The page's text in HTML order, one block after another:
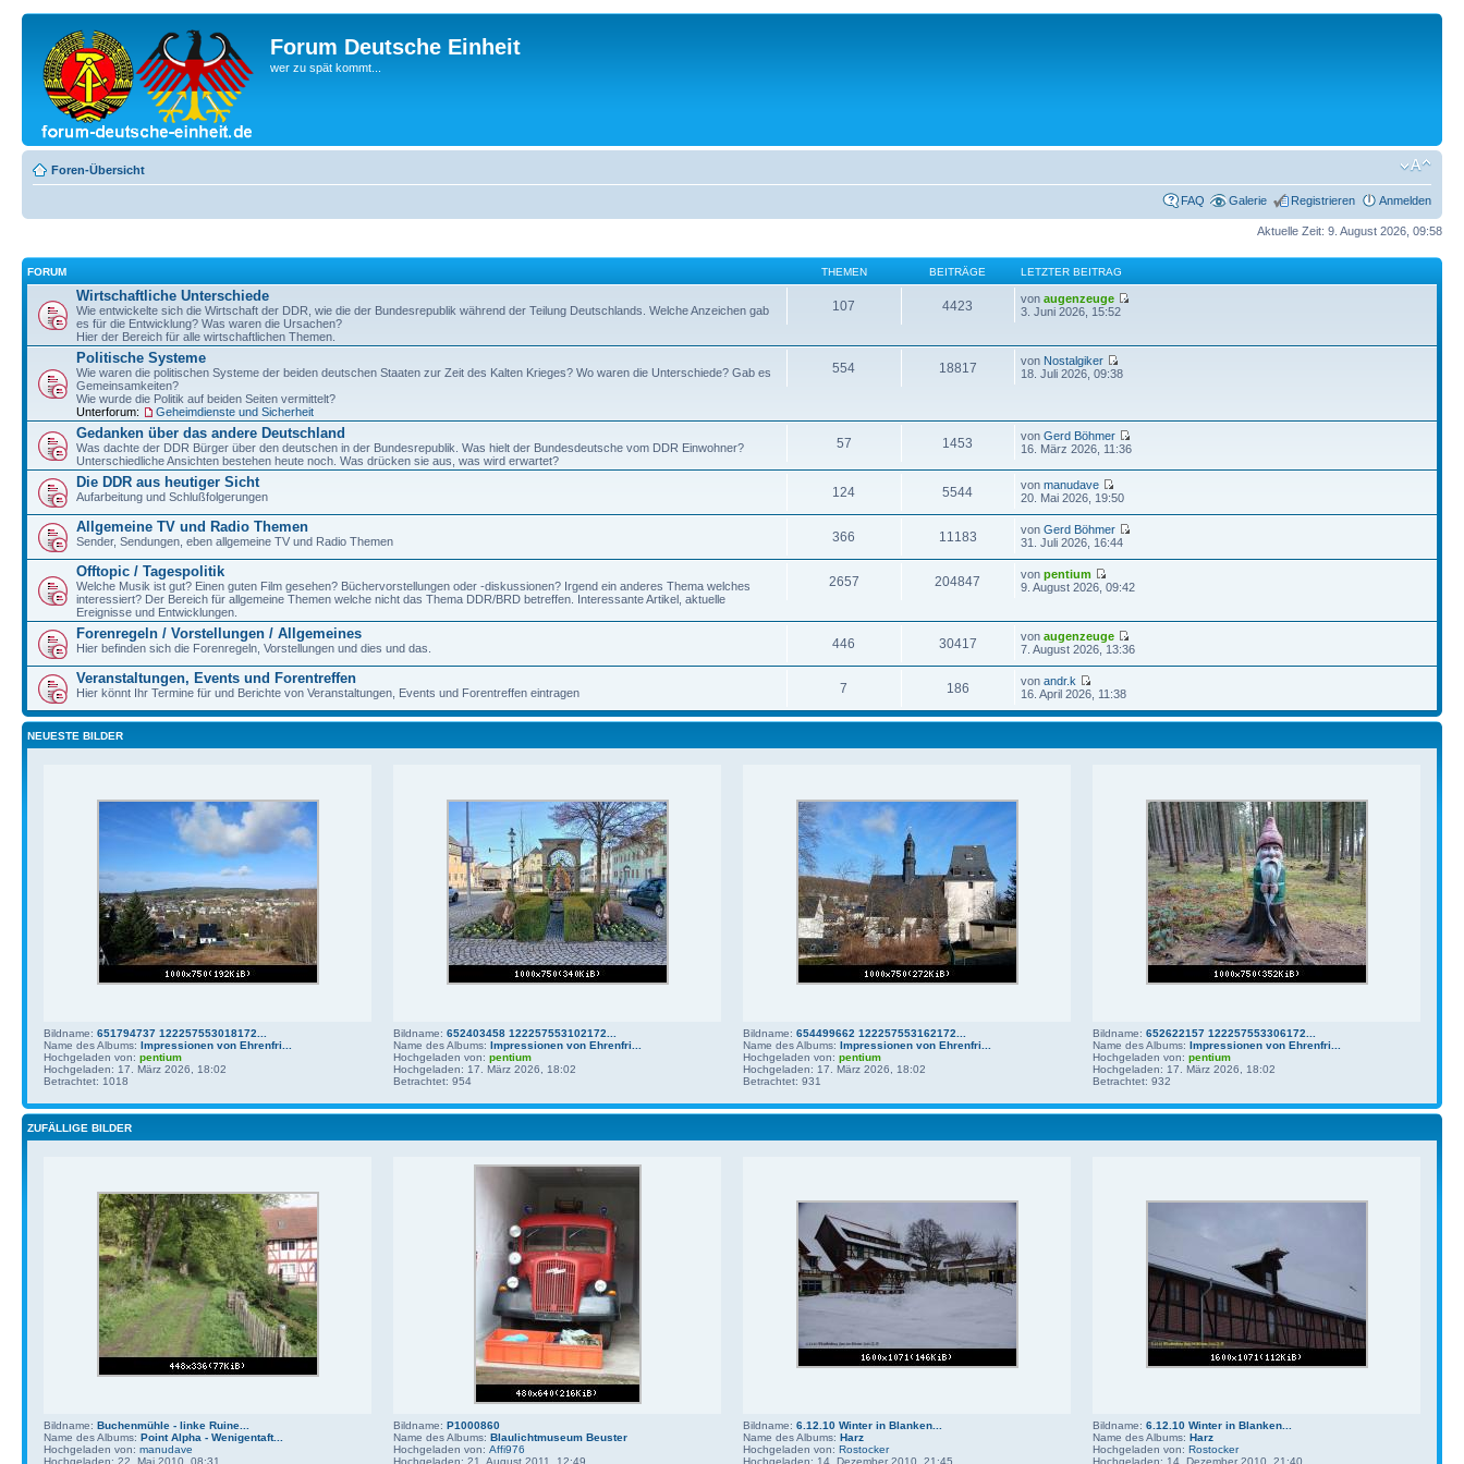
Forum Deutsche Einheit
wer zu spät kommt...
Foren-Übersicht
FAQ Galerie Registrieren Anmelden
Aktuelle Zeit: 9. August 2026, 09:58
FORUM THEMEN BEITRÄGE LETZTER BEITRAG
Wirtschaftliche Unterschiede
Wie entwickelte sich die Wirtschaft der DDR, wie die der Bundesrepublik während der Teilung Deutschlands. Welche Anzeichen gab
es für die Entwicklung? Was waren die Ursachen?
Hier der Bereich für alle wirtschaftlichen Themen.
107 4423 vonaugenzeuge
3. Juni 2026, 15:52
Politische Systeme
Wie waren die politischen Systeme der beiden deutschen Staaten zur Zeit des Kalten Krieges? Wo waren die Unterschiede? Gab es
Gemeinsamkeiten?
Wie wurde die Politik auf beiden Seiten vermittelt?
Unterforum:
Geheimdienste und Sicherheit
554 18817 von Nostalgiker
18. Juli 2026, 09:38
Gedanken über das andere Deutschland
Was dachte der DDR Bürger über den deutschen in der Bundesrepublik. Was hielt der Bundesdeutsche vom DDR Einwohner?
Unterschiedliche Ansichten bestehen heute noch. Was drücken sie aus, was wird erwartet?
57 1453 vonGerd Böhmer
16. März 2026, 11:36
Die DDR aus heutiger Sicht
Aufarbeitung und Schlußfolgerungen 124 5544 vonmanudave
20. Mai 2026, 19:50
Allgemeine TV und Radio Themen
Sender, Sendungen, eben allgemeine TV und Radio Themen 366 11183 vonGerd Böhmer
31. Juli 2026, 16:44
Offtopic / Tagespolitik
Welche Musik ist gut? Einen guten Film gesehen? Büchervorstellungen oder -diskussionen? Irgend ein anderes Thema welches
interessiert? Der Bereich für allgemeine Themen welche nicht das Thema DDR/BRD betreffen. Interessante Artikel, aktuelle
Ereignisse und Entwicklungen.
2657 204847 vonpentium
9. August 2026, 09:42
Forenregeln / Vorstellungen / Allgemeines
Hier befinden sich die Forenregeln, Vorstellungen und dies und das. 446 30417 vonaugenzeuge
7. August 2026, 13:36
Veranstaltungen, Events und Forentreffen
Hier könnt Ihr Termine für und Berichte von Veranstaltungen, Events und Forentreffen eintragen 7 186 vonandr.k
16. April 2026, 11:38
NEUESTE BILDER
Bildname: 651794737 122257553018172...
Name des Albums: Impressionen von Ehrenfri...
Hochgeladen von: pentium
Hochgeladen: 17. März 2026, 18:02
Betrachtet: 1018
Bildname: 652403458 122257553102172...
Name des Albums: Impressionen von Ehrenfri...
Hochgeladen von: pentium
Hochgeladen: 17. März 2026, 18:02
Betrachtet: 954
Bildname: 654499662 122257553162172...
Name des Albums: Impressionen von Ehrenfri...
Hochgeladen von: pentium
Hochgeladen: 17. März 2026, 18:02
Betrachtet: 931
Bildname: 652622157 122257553306172...
Name des Albums: Impressionen von Ehrenfri...
Hochgeladen von: pentium
Hochgeladen: 17. März 2026, 18:02
Betrachtet: 932
ZUFÄLLIGE BILDER
Bildname: Buchenmühle - linke Ruine...
Name des Albums: Point Alpha - Wenigentaft...
Hochgeladen von: manudave
Hochgeladen: 22. Mai 2010, 08:31
Bildname: P1000860
Name des Albums: Blaulichtmuseum Beuster
Hochgeladen von: Affi976
Hochgeladen: 21. August 2011, 12:49
Bildname: 6.12.10 Winter in Blanken...
Name des Albums: Harz
Hochgeladen von: Rostocker
Hochgeladen: 14. Dezember 2010, 21:45
Bildname: 6.12.10 Winter in Blanken...
Name des Albums: Harz
Hochgeladen von: Rostocker
Hochgeladen: 14. Dezember 2010, 21:40